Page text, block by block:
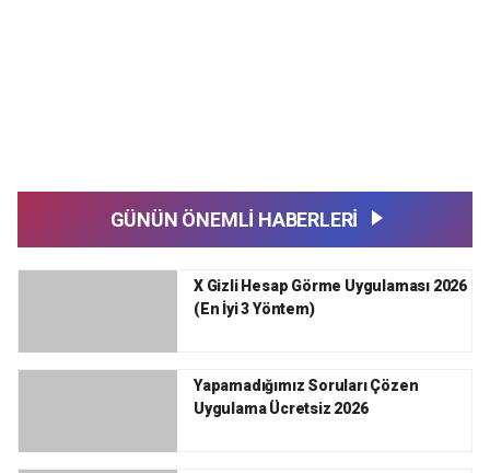
GÜNÜN ÖNEMLİ HABERLERİ
X Gizli Hesap Görme Uygulaması 2026
(En İyi 3 Yöntem)
Yapamadığımız Soruları Çözen
Uygulama Ücretsiz 2026